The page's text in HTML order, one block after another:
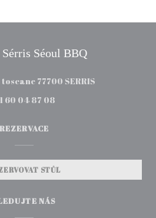
Séoul BBQ
77700 SERRIS((otevře se v
60 04 87 08
REZERVACE
STŮL
NÁS